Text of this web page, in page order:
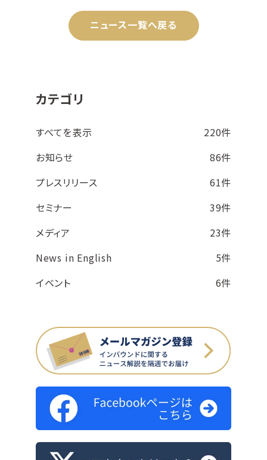
ニュース一覧へ戻る
カテゴリ
すべてを表示
220件
お知らせ
86件
プレスリリース
61件
セミナー
39件
メディア
23件
News in English
5件
イベント
6件